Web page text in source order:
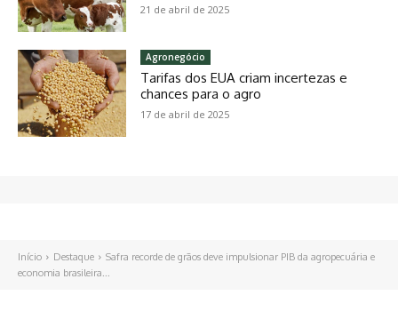
21 de abril de 2025
Agronegócio
Tarifas dos EUA criam incertezas e
chances para o agro
17 de abril de 2025